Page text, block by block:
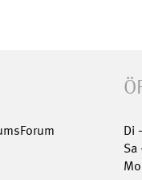
Di
Sa
Mo